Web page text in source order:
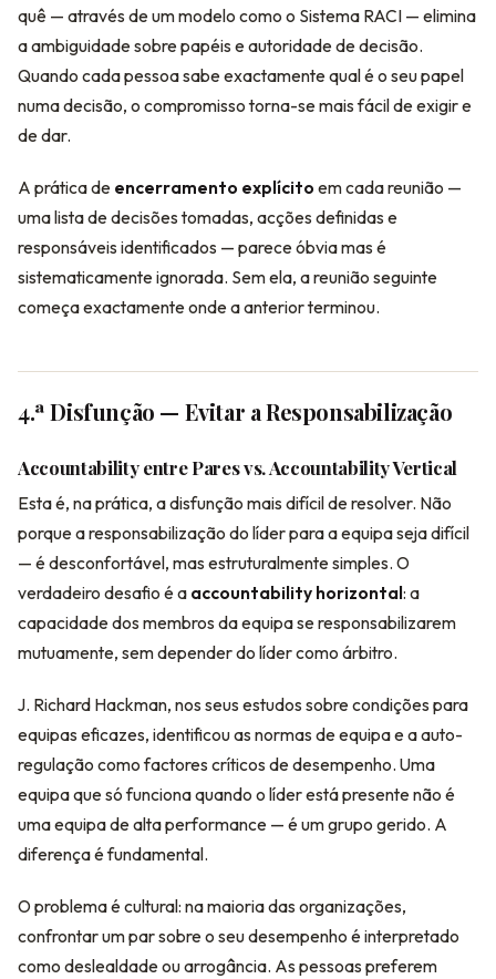
quê — através de um modelo como o Sistema RACI — elimina
a ambiguidade sobre papéis e autoridade de decisão.
Quando cada pessoa sabe exactamente qual é o seu papel
numa decisão, o compromisso torna-se mais fácil de exigir e
de dar.
A prática de encerramento explícito em cada reunião —
uma lista de decisões tomadas, acções definidas e
responsáveis identificados — parece óbvia mas é
sistematicamente ignorada. Sem ela, a reunião seguinte
começa exactamente onde a anterior terminou.
4.ª Disfunção — Evitar a Responsabilização
Accountability entre Pares vs. Accountability Vertical
Esta é, na prática, a disfunção mais difícil de resolver. Não
porque a responsabilização do líder para a equipa seja difícil
— é desconfortável, mas estruturalmente simples. O
verdadeiro desafio é a accountability horizontal: a
capacidade dos membros da equipa se responsabilizarem
mutuamente, sem depender do líder como árbitro.
J. Richard Hackman, nos seus estudos sobre condições para
equipas eficazes, identificou as normas de equipa e a auto-
regulação como factores críticos de desempenho. Uma
equipa que só funciona quando o líder está presente não é
uma equipa de alta performance — é um grupo gerido. A
diferença é fundamental.
O problema é cultural: na maioria das organizações,
confrontar um par sobre o seu desempenho é interpretado
como deslealdade ou arrogância. As pessoas preferem